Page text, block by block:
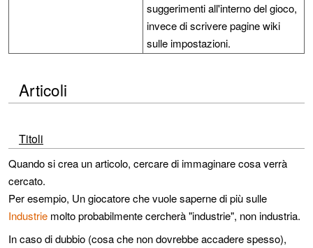
suggerimenti all'interno del gioco,
invece di scrivere pagine wiki
sulle impostazioni.
Articoli
Titoli
Quando si crea un articolo, cercare di immaginare cosa verrà
cercato.
Per esempio, Un giocatore che vuole saperne di più sulle
Industrie molto probabilmente cercherà "industrie", non industria.
In caso di dubbio (cosa che non dovrebbe accadere spesso),